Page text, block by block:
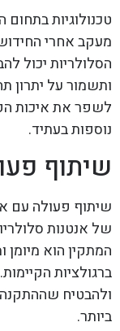
טכנולוגיות
מעקב אחרי
הסלולריות יכול
ותשמור על יתרון
לשפר את איכות
נוספות בעתיד.
שיתוף
שיתוף פעולה עם
של אנטנות
המתקין הוא מיומן
ברגולציות
ולהבטיח
ביותר.